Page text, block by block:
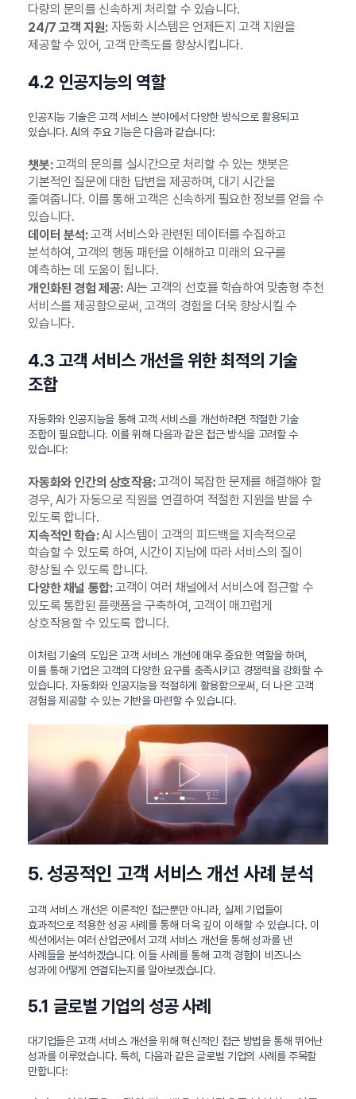
다량의 문의를 신속하게 처리할 수 있습니다.
24/7 고객 지원:자동화 시스템은 언제든지 고객 지원을
제공할 수 있어, 고객 만족도를 향상시킵니다.
4.2 인공지능의 역할
인공지능 기술은 고객 서비스 분야에서 다양한 방식으로 활용되고
있습니다. AI의 주요 기능은 다음과 같습니다:
챗봇:고객의 문의를 실시간으로 처리할 수 있는 챗봇은
기본적인 질문에 대한 답변을 제공하며, 대기 시간을
줄여줍니다. 이를 통해 고객은 신속하게 필요한 정보를 얻을 수
있습니다.
데이터 분석:고객 서비스와 관련된 데이터를 수집하고
분석하여, 고객의 행동 패턴을 이해하고 미래의 요구를
예측하는 데 도움이 됩니다.
개인화된 경험 제공:AI는 고객의 선호를 학습하여 맞춤형 추천
서비스를 제공함으로써, 고객의 경험을 더욱 향상시킬 수
있습니다.
4.3 고객 서비스 개선을 위한 최적의 기술
조합
자동화와 인공지능을 통해 고객 서비스를 개선하려면 적절한 기술
조합이 필요합니다. 이를 위해 다음과 같은 접근 방식을 고려할 수
있습니다:
자동화와 인간의 상호작용:고객이 복잡한 문제를 해결해야 할
경우, AI가 자동으로 직원을 연결하여 적절한 지원을 받을 수
있도록 합니다.
지속적인 학습:AI 시스템이 고객의 피드백을 지속적으로
학습할 수 있도록 하여, 시간이 지남에 따라 서비스의 질이
향상될 수 있도록 합니다.
다양한 채널 통합:고객이 여러 채널에서 서비스에 접근할 수
있도록 통합된 플랫폼을 구축하여, 고객이 매끄럽게
상호작용할 수 있도록 합니다.
이처럼 기술의 도입은 고객 서비스 개선에 매우 중요한 역할을 하며,
이를 통해 기업은 고객의 다양한 요구를 충족시키고 경쟁력을 강화할 수
있습니다. 자동화와 인공지능을 적절하게 활용함으로써, 더 나은 고객
경험을 제공할 수 있는 기반을 마련할 수 있습니다.
5. 성공적인 고객 서비스 개선 사례 분석
고객 서비스 개선은 이론적인 접근뿐만 아니라, 실제 기업들이
효과적으로 적용한 성공 사례를 통해 더욱 깊이 이해할 수 있습니다. 이
섹션에서는 여러 산업군에서 고객 서비스 개선을 통해 성과를 낸
사례들을 분석하겠습니다. 이들 사례를 통해 고객 경험이 비즈니스
성과에 어떻게 연결되는지를 알아보겠습니다.
5.1 글로벌 기업의 성공 사례
대기업들은 고객 서비스 개선을 위해 혁신적인 접근 방법을 통해 뛰어난
성과를 이루었습니다. 특히, 다음과 같은 글로벌 기업의 사례를 주목할
만합니다: